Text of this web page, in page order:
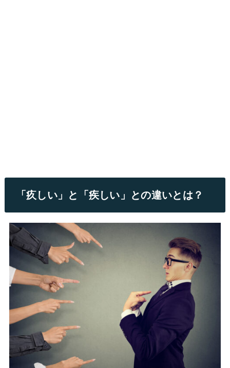
「疚しい」と「疾しい」との違いとは？